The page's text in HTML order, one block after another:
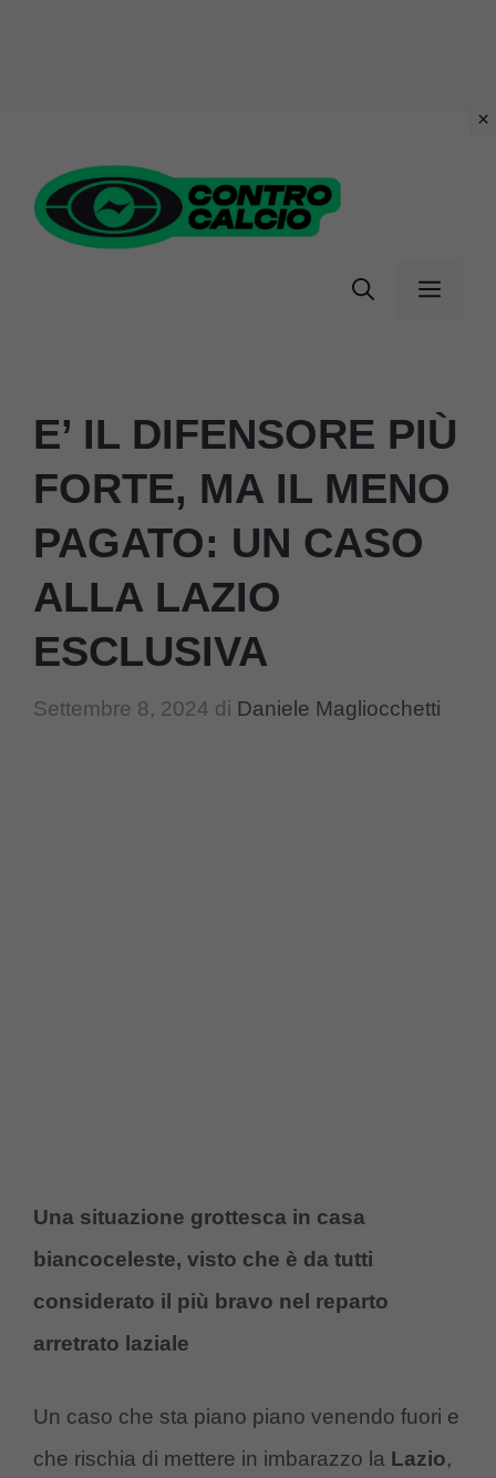
contenuto
Menu
E’ IL DIFENSORE PIÙ
FORTE, MA IL MENO
PAGATO: UN CASO
ALLA LAZIO
ESCLUSIVA
Settembre 8, 2024 di Daniele Magliocchetti
Una situazione grottesca in casa
biancoceleste, visto che è da tutti
considerato il più bravo nel reparto
arretrato laziale
Un caso che sta piano piano venendo fuori e
che rischia di mettere in imbarazzo la Lazio,